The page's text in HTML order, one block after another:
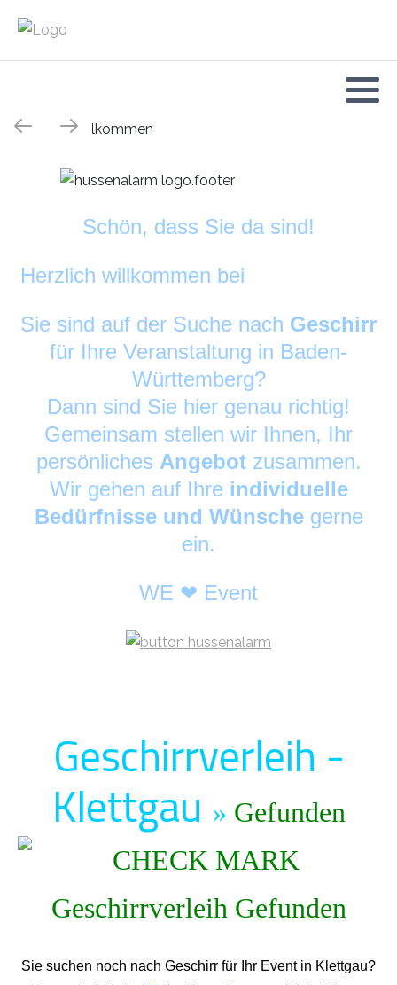
Schön, dass Sie da sind!
Herzlich willkommen bei
Sie sind auf der Suche nach Geschirr
für Ihre Veranstaltung in Baden-
Württemberg?
Dann sind Sie hier genau richtig!
Gemeinsam stellen wir Ihnen, Ihr
persönliches Angebot zusammen.
Wir gehen auf Ihre individuelle
Bedürfnisse und Wünschegerne
ein.
WE ❤ Event
Geschirrverleih -
Klettgau » Gefunden
Sie suchen noch nach Geschirr für Ihr Event in Klettgau?